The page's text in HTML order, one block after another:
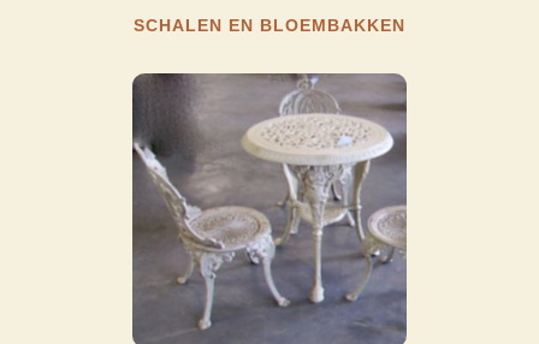
SCHALEN EN BLOEMBAKKEN